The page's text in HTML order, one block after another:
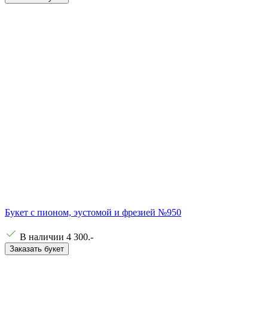
Букет с пионом, эустомой и фрезией №950
В наличии 4 300.-
Заказать букет